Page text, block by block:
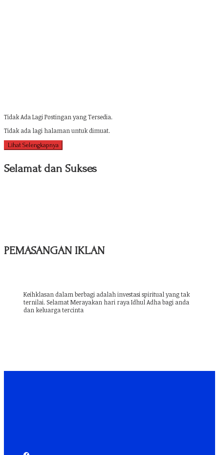
Tidak Ada Lagi Postingan yang Tersedia.
Tidak ada lagi halaman untuk dimuat.
Lihat Selengkapnya
Selamat dan Sukses
PEMASANGAN IKLAN
Keihklasan dalam berbagi adalah investasi spiritual yang tak
ternilai. Selamat Merayakan hari raya Idhul Adha bagi anda
dan keluarga tercinta